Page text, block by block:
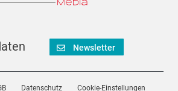
Newsletter
Datenschutz Cookie-Einstellungen